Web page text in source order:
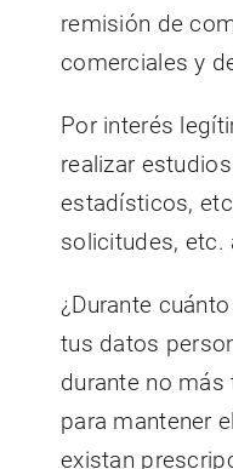
remisión de
comerciales y
Por interés
realizar
estadísticos,
solicitudes, etc.
¿Durante
tus datos
durante no
para mantener
existan